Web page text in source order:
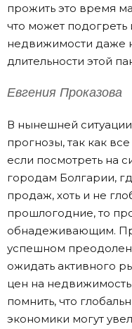
прожить это время
что может подогреть
недвижимости даже
длительности этой
Евгения Проказова
В нынешней
прогнозы, так как
если посмотреть на
городам Болгарии,
продаж, хоть и не
прошлогодние, то
обнадеживающим.
успешном
ожидать активного
цен на
помнить, что
экономики могут